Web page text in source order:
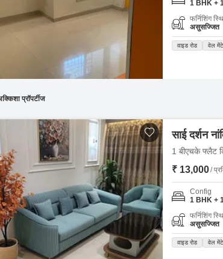
1 BHK +
फर्निशिंग
असुसज्जित
वाइड रोड वेल
प्रॉपर्टीज
साई दर्शन
1 बीएचके फ्लैट
₹ 13,000/
Config
1 BHK +
फर्निशिंग
असुसज्जित
वाइड रोड वेल